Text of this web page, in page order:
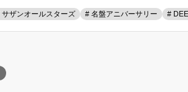
サザンオールスターズ # 名盤アニバーサリー #